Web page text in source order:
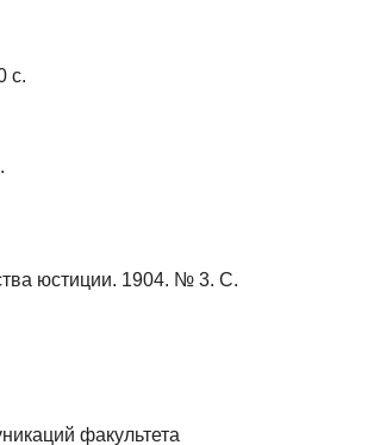
с.
юстиции. 1904. № 3. С.
факультета